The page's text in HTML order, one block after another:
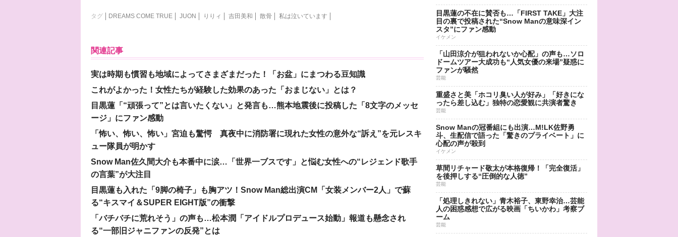
タグ DREAMS COME TRUE JUON りりィ 吉田美和 散骨 私は泣いています
関連記事
実は時期も慣習も地域によってさまざまだった！「お盆」にまつわる豆知識
これがよかった！女性たちが経験した効果のあった「おまじない」とは？
目黒蓮「“頑張って”とは言いたくない」と発言も…熊本地震後に投稿した「8文字のメッセ
ージ」にファン感動
「怖い、怖い、怖い」宮迫も驚愕 真夜中に消防署に現れた女性の意外な“訴え”を元レスキ
ュー隊員が明かす
Snow Man佐久間大介も本番中に涙…「世界一ブスです」と悩む女性への“レジェンド歌手
の言葉”が大注目
目黒蓮も入れた「9脚の椅子」も胸アツ！Snow Man総出演CM「女装メンバー2人」で蘇
る“キスマイ＆SUPER EIGHT版”の衝撃
「バチバチに荒れそう」の声も…松本潤「アイドルプロデュース始動」報道も懸念され
る“一部旧ジャニファンの反発”とは
目黒蓮の不在に賛否も…「FIRST TAKE」大注
目の裏で投稿された“Snow Manの意味深イン
スタ”にファン感動
イケメン
「山田涼介が狙われないか心配」の声も…ソロ
ドームツアー大成功も“人気女優の来場”疑惑に
ファンが騒然
芸能
重盛さと美「ホコリ臭い人が好み」「好きにな
ったら差し込む」独特の恋愛観に共演者驚き
芸能
Snow Manの冠番組にも出演…M!LK佐野勇
斗、生配信で語った「驚きのプライベート」に
心配の声が殺到
イケメン
草間リチャード敬太が本格復帰！「完全復活」
を後押しする“圧倒的な人徳”
芸能
「処理しきれない」青木裕子、東野幸治…芸能
人の困惑感想で広がる映画「ちいかわ」考察ブ
ーム
芸能